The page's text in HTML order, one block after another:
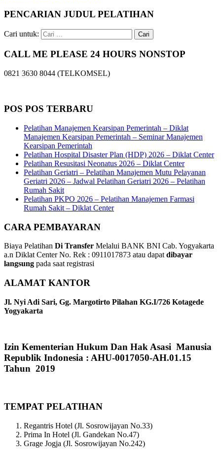
PENCARIAN JUDUL PELATIHAN
Cari untuk:
CALL ME PLEASE 24 HOURS NONSTOP
0821 3630 8044 (TELKOMSEL)
POS POS TERBARU
Pelatihan Manajemen Kearsipan Pemerintah – Diklat
Manajemen Kearsipan Pemerintah – Seminar Manajemen
Kearsipan Pemerintah
Pelatihan Hospital Disaster Plan (HDP) 2026 – Diklat Center
Pelatihan Resusitasi Neonatus 2026 – Diklat Center
Pelatihan Geriatri – Pelatihan Manajemen Mutu Pelayanan
Geriatri 2026 – Jadwal Pelatihan Geriatri 2026 – Pelatihan
Rumah Sakit
Pelatihan PKPO 2026 – Pelatihan Manajemen Farmasi
Rumah Sakit – Diklat Center
CARA PEMBAYARAN
Biaya Pelatihan Di Transfer Melalui BANK BNI Cab. Yogyakarta
a.n Diklat Center No. Rek : 0911017873 atau dapatdibayar
langsung pada saat registrasi
ALAMAT KANTOR
Jl. Nyi Adi Sari, Gg. Margotirto Pilahan KG.I/726 Kotagede
Yogyakarta
Izin Kementerian Hukum Dan Hak Asasi Manusia
Republik Indonesia : AHU-0017050-AH.01.15
Tahun 2019
TEMPAT PELATIHAN
Regantris Hotel (Jl. Sosrowijayan No.33)
Prima In Hotel (Jl. Gandekan No.47)
Grage Jogja (Jl. Sosrowijayan No.242)